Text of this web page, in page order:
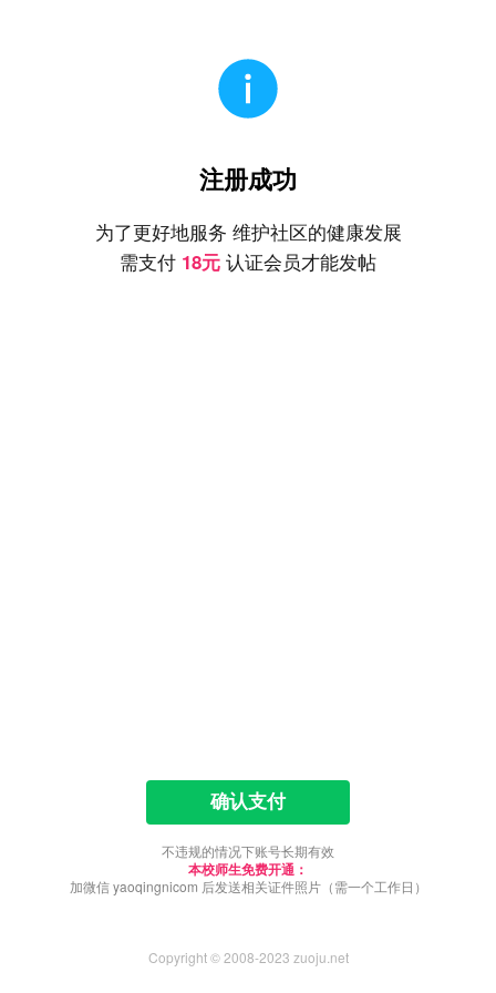
注册成功
为了更好地服务 维护社区的健康发展
需支付 18元 认证会员才能发帖
确认支付
不违规的情况下账号长期有效
本校师生免费开通：
加微信 yaoqingnicom 后发送相关证件照片（需一个工作日）
Copyright © 2008-2023 zuoju.net